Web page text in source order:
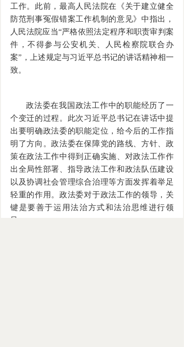
工作。此前，最高人民法院在《关于建立健全
防范刑事冤假错案工作机制的意见》中指出，
人民法院应当“严格依照法定程序和职责审判案
件，不得参与公安机关、人民检察院联合办
案”，上述规定与习近平总书记的讲话精神相一
致。
政法委在我国政法工作中的职能经历了一
个变迁的过程。此次习近平总书记在讲话中提
出要明确政法委的职能定位，给今后的工作指
明了方向。政法委在保障党的路线、方针、政
策在政法工作中得到正确实施、对政法工作作
出全局性部署、指导政法工作和政法队伍建设
以及协调社会管理综合治理等方面发挥着举足
轻重的作用。政法委对于政法工作的领导，关
键是要善于运用法治方式和法治思维进行领
导。